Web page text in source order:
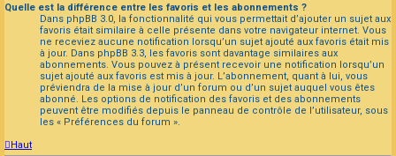
Quelle est la différence entre les favoris et les abonnements ?
Dans phpBB 3.0, la fonctionnalité qui vous permettait d’ajouter un sujet aux
favoris était similaire à celle présente dans votre navigateur internet. Vous
ne receviez aucune notification lorsqu’un sujet ajouté aux favoris était mis
à jour. Dans phpBB 3.3, les favoris sont davantage similaires aux
abonnements. Vous pouvez à présent recevoir une notification lorsqu’un
sujet ajouté aux favoris est mis à jour. L’abonnement, quant à lui, vous
préviendra de la mise à jour d’un forum ou d’un sujet auquel vous êtes
abonné. Les options de notification des favoris et des abonnements
peuvent être modifiés depuis le panneau de contrôle de l’utilisateur, sous
les « Préférences du forum ».
Haut